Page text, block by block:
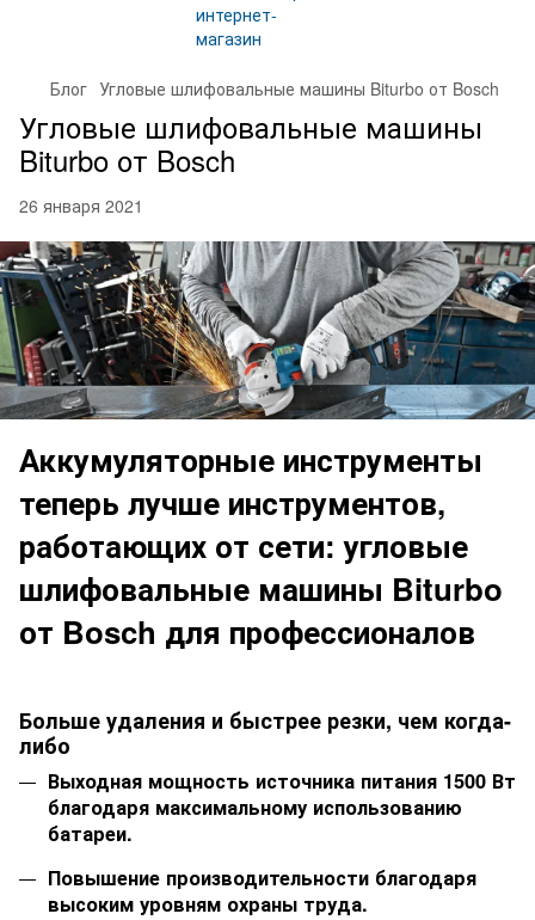
Блог Угловые шлифовальные машины Biturbo от Bosch
Угловые шлифовальные машины
Biturbo от Bosch
26 января 2021
Аккумуляторные инструменты
теперь лучше инструментов,
работающих от сети: угловые
шлифовальные машины Biturbo
от Bosch для профессионалов
Больше удаления и быстрее резки, чем когда-
либо
Выходная мощность источника питания 1500 Вт
благодаря максимальному использованию
батареи.
Повышение производительности благодаря
высоким уровням охраны труда.